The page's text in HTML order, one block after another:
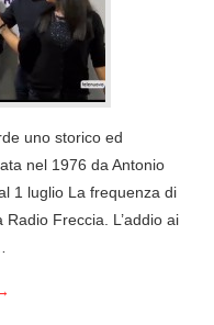
uno storico ed
nel 1976 da Antonio
1 luglio La frequenza di
Freccia. L’addio ai